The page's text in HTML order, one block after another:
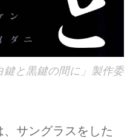
と黒鍵の間に」製作委
サングラスをした